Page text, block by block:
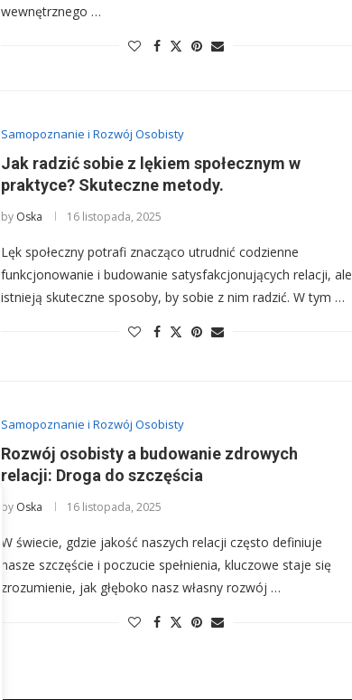
wewnętrznego …
Samopoznanie i Rozwój Osobisty
Jak radzić sobie z lękiem społecznym w
praktyce? Skuteczne metody.
by Oska 16 listopada, 2025
Lęk społeczny potrafi znacząco utrudnić codzienne
funkcjonowanie i budowanie satysfakcjonujących relacji, ale
istnieją skuteczne sposoby, by sobie z nim radzić. W tym …
Samopoznanie i Rozwój Osobisty
Rozwój osobisty a budowanie zdrowych
relacji: Droga do szczęścia
by Oska 16 listopada, 2025
W świecie, gdzie jakość naszych relacji często definiuje
nasze szczęście i poczucie spełnienia, kluczowe staje się
zrozumienie, jak głęboko nasz własny rozwój …